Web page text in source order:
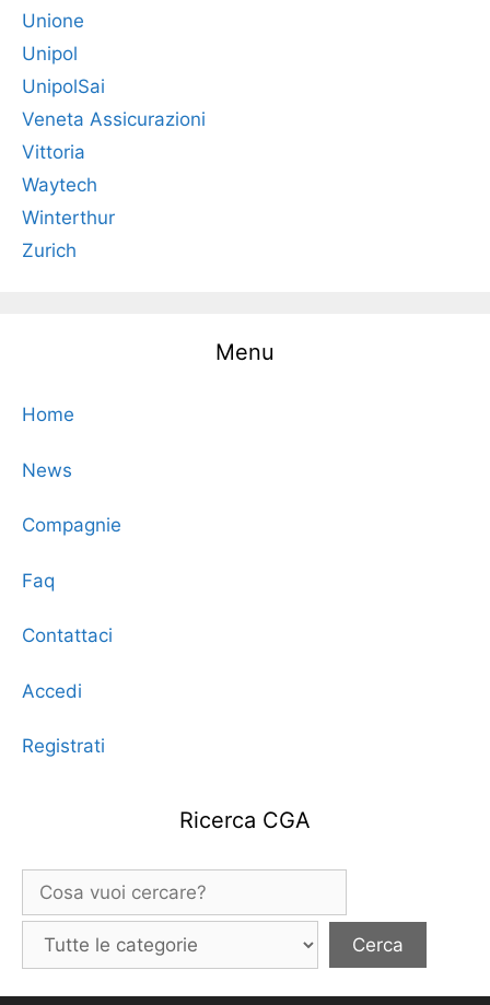
Unione
Unipol
UnipolSai
Veneta Assicurazioni
Vittoria
Waytech
Winterthur
Zurich
Menu
Home
News
Compagnie
Faq
Contattaci
Accedi
Registrati
Ricerca CGA